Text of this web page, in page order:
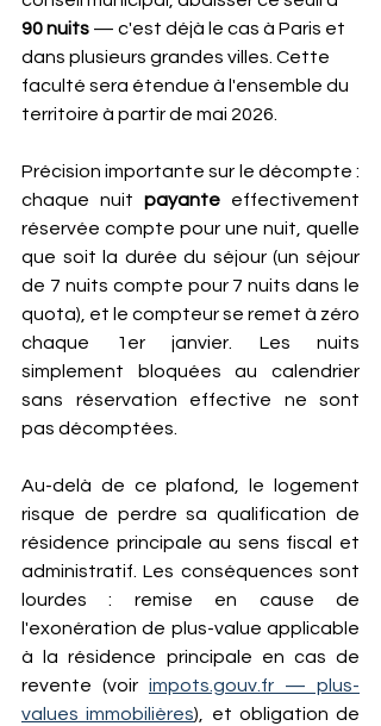
90 nuits — c'est déjà le cas à Paris et
dans plusieurs grandes villes. Cette
faculté sera étendue à l'ensemble du
territoire à partir de mai 2026.
Précision importante sur le décompte :
chaque nuit payante effectivement
réservée compte pour une nuit, quelle
que soit la durée du séjour (un séjour
de 7 nuits compte pour 7 nuits dans le
quota), et le compteur se remet à zéro
chaque 1er janvier. Les nuits
simplement bloquées au calendrier
sans réservation effective ne sont
pas décomptées.
Au-delà de ce plafond, le logement
risque de perdre sa qualification de
résidence principale au sens fiscal et
administratif. Les conséquences sont
lourdes : remise en cause de
l'exonération de plus-value applicable
à la résidence principale en cas de
revente (voir impots.gouv.fr — plus-
values immobilières), et obligation de